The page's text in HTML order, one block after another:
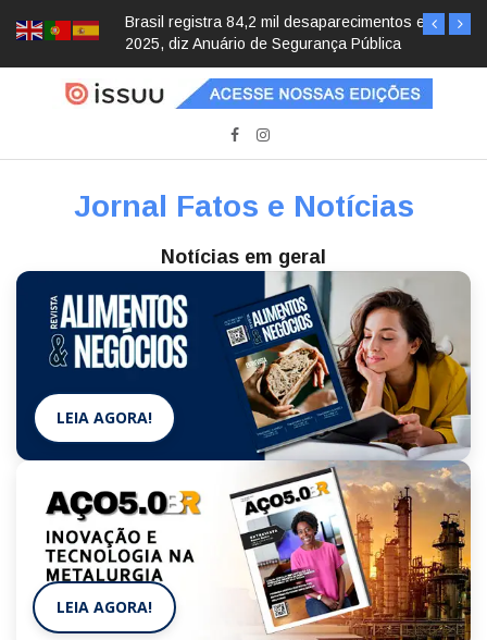
Brasil registra 84,2 mil desaparecimentos em
2025, diz Anuário de Segurança Pública
Jornal Fatos e Notícias
Notícias em geral
LEIA AGORA!
LEIA AGORA!